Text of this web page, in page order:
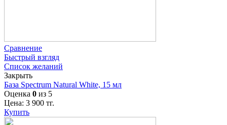
Сравнение
Быстрый взгляд
Список желаний
Закрыть
База Spectrum Natural White, 15 мл
Оценка 0 из 5
Цена: 3 900 тг.
Купить